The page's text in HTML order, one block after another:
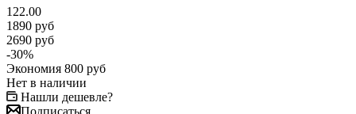
122.00
1890 руб
2690 руб
-30%
Экономия 800 руб
Нет в наличии
Нашли дешевле?
Подписаться